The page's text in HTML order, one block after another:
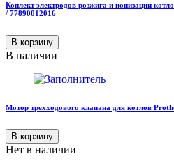
Коплект электродов розжига и ионизации
/ 77890012016
В корзину
В наличии
Мотор трехходового клапана для котлов
В корзину
Нет в наличии